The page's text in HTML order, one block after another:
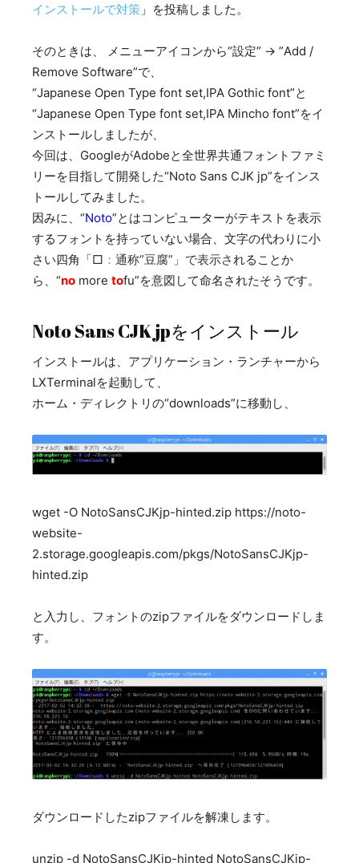
インストールで対策 」を投稿しました。
そのときは、 メニューアイコンから“設定” → ”Add /
Remove Software”で、
“Japanese Open Type font set,IPA Gothic font”と
“Japanese Open Type font set,IPA Mincho font”をイ
ンストールしましたが、
今回は、GoogleがAdobeと全世界共通フォントファミ
リーを目指して開発した“Noto Sans CJK jp”をインス
トールしてみました。
因みに、“Noto”とはコンピューターがテキストを表示
するフォントを持っていない場合、文字の代わりに小
さい四角「□ ： 通称”豆腐”」で表示さ れることか
ら、“no more tofu”を意図して命名されたそうです。
Noto Sans CJK jpをインストール
インストールは、アプリケーション・ランチャーから
LXTerminalを起動して、
ホーム・ディレクトリの“downloads”に移動し、
wget -O NotoSansCJKjp-hinted.zip https://noto-
website-
2.storage.googleapis.com/pkgs/NotoSansCJKjp-
hinted.zip
と入力し、フォントのzipファイルをダウンロードしま
す。
ダウンロードしたzipファイルを解凍します。
unzip -d NotoSansCJKjp-hinted NotoSansCJKjp-